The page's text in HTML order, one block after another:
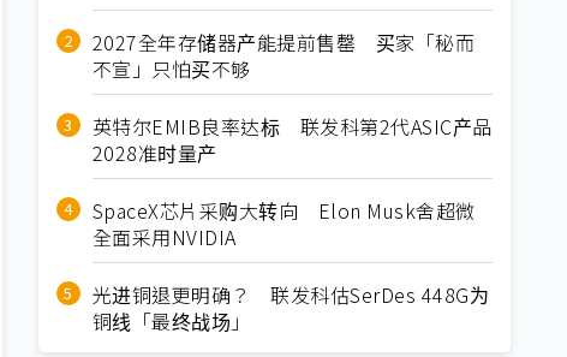
2027全年存储器产能提前售罄 买家「秘而
不宣」只怕买不够
英特尔EMIB良率达标 联发科第2代ASIC产品
2028准时量产
SpaceX芯片采购大转向 Elon Musk舍超微
全面采用NVIDIA
光进铜退更明确？ 联发科估SerDes 448G为
铜线「最终战场」